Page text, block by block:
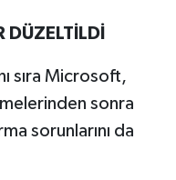
DÜZELTİLDİ
sıra Microsoft,
sonra
sorunlarını da